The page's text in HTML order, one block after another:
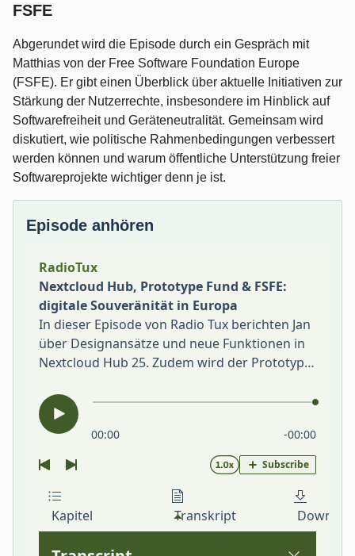
FSFE
Abgerundet wird die Episode durch ein Gespräch mit
Matthias von der Free Software Foundation Europe
(FSFE). Er gibt einen Überblick über aktuelle Initiativen zur
Stärkung der Nutzerrechte, insbesondere im Hinblick auf
Softwarefreiheit und Geräteneutralität. Gemeinsam wird
diskutiert, wie politische Rahmenbedingungen verbessert
werden können und warum öffentliche Unterstützung freier
Softwareprojekte wichtiger denn je ist.
Episode anhören